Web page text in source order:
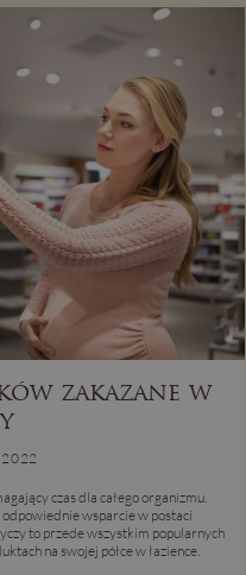
zakazane w
2022
czas dla całego organizmu.
wsparcie w postaci
to przede wszystkim popularnych
na swojej półce w łazience.